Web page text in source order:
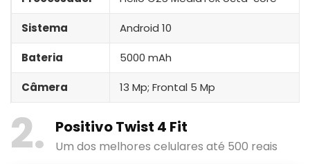
Sistema Android 10
Bateria 5000 mAh
Câmera 13 Mp; Frontal 5 Mp
2 Positivo Twist 4 Fit
Um dos melhores celulares até 500 reais